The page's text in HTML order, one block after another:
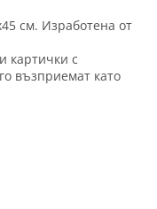
см. Изработена от
картички с
възприемат като